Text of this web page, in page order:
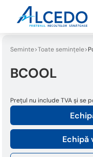
Seminte Toate semințele
BCOOL
Echipă
Prețul nu include TVA și se